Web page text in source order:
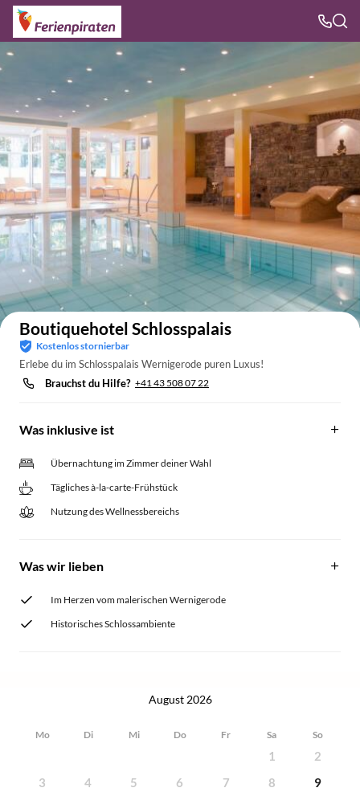
Auf der Karte anzeigen
Boutiquehotel Schlosspalais
Kostenlos stornierbar
Erlebe du im Schlosspalais Wernigerode puren Luxus!
Brauchst du Hilfe? +41 43 508 07 22
Was inklusive ist
Übernachtung im Zimmer deiner Wahl
Tägliches à-la-carte-Frühstück
Nutzung des Wellnessbereichs
Was wir lieben
Im Herzen vom malerischen Wernigerode
Historisches Schlossambiente
August 2026
Mo Di Mi Do Fr Sa So
1
2
3
4 5 6 7 8
9